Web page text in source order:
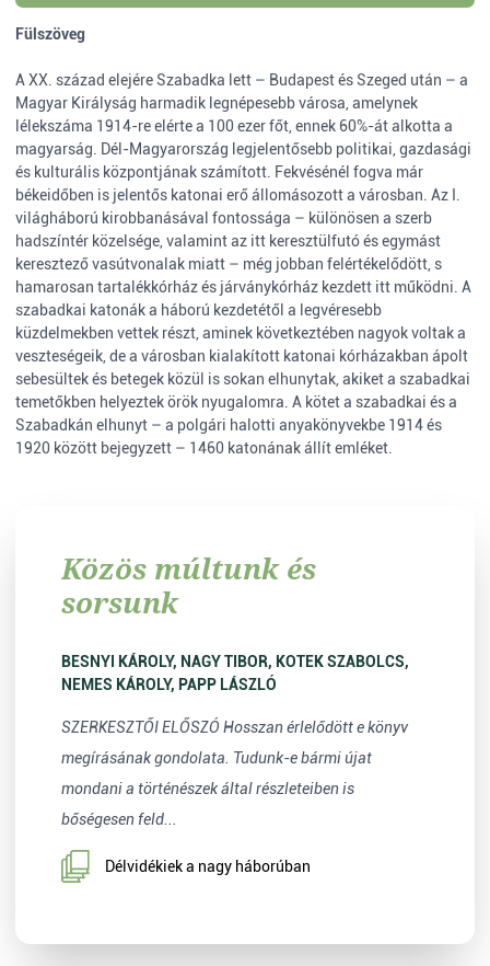
Fülszöveg
A XX. század elejére Szabadka lett – Budapest és Szeged után – a
Magyar Királyság harmadik legnépesebb városa, amelynek
lélekszáma 1914-re elérte a 100 ezer főt, ennek 60%-át alkotta a
magyarság. Dél-Magyarország legjelentősebb politikai, gazdasági
és kulturális központjának számított. Fekvésénél fogva már
békeidőben is jelentős katonai erő állomásozott a városban. Az I.
világháború kirobbanásával fontossága – különösen a szerb
hadszíntér közelsége, valamint az itt keresztülfutó és egymást
keresztező vasútvonalak miatt – még jobban felértékelődött, s
hamarosan tartalékkórház és járványkórház kezdett itt működni. A
szabadkai katonák a háború kezdetétől a legvéresebb
küzdelmekben vettek részt, aminek következtében nagyok voltak a
veszteségeik, de a városban kialakított katonai kórházakban ápolt
sebesültek és betegek közül is sokan elhunytak, akiket a szabadkai
temetőkben helyeztek örök nyugalomra. A kötet a szabadkai és a
Szabadkán elhunyt – a polgári halotti anyakönyvekbe 1914 és
1920 között bejegyzett – 1460 katonának állít emléket.
Közös múltunk és
sorsunk
BESNYI KÁROLY, NAGY TIBOR, KOTEK SZABOLCS,
NEMES KÁROLY, PAPP LÁSZLÓ
SZERKESZTŐI ELŐSZÓ Hosszan érlelődött e könyv
megírásának gondolata. Tudunk-e bármi újat
mondani a történészek által részleteiben is
bőségesen feld...
Délvidékiek a nagy háborúban